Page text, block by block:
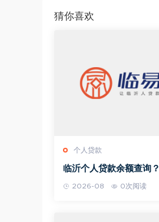
猜你喜欢
个人贷款
临沂个人贷款余额查询？
2026-08 0次阅读